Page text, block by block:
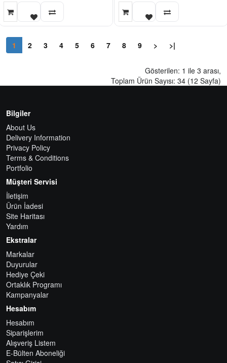
1 2 3 4 5 6 7 8 9 > >|
Gösterilen: 1 ile 3 arası,
Toplam Ürün Sayısı: 34 (12 Sayfa)
Bilgiler
About Us
Delivery Information
Privacy Policy
Terms & Conditions
Portfolio
Müşteri Servisi
İletişim
Ürün İadesi
Site Haritası
Yardım
Ekstralar
Markalar
Duyurular
Hediye Çeki
Ortaklık Programı
Kampanyalar
Hesabım
Hesabım
Siparişlerim
Alışveriş Listem
E-Bülten Aboneliği